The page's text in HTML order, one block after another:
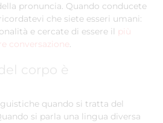
pronuncia. Quando conducete
che siete esseri umani:
e cercate di essere il più
conversazione.
corpo è
quando si tratta del
si parla una lingua diversa